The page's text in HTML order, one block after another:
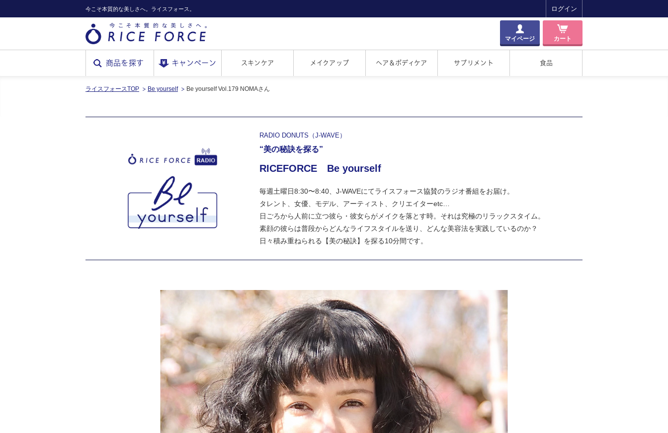
今こそ本質的な美しさへ。ライスフォース。 ログイン
マイページ カート
RICE
商品を探す キャンペーン スキンケア メイクアップ ヘア＆ボディケア サプリメント 食品
ライスフォースTOP Be yourself Be yourself Vol.179 NOMAさん
RADIO DONUTS（J-WAVE）
“美の秘訣を探る”
RICEFORCE Be yourself
毎週土曜日8:30〜8:40、J-WAVEにてライスフォース協賛のラジオ番組をお届け。
タレント、女優、モデル、アーティスト、クリエイターetc…
日ごろから人前に立つ彼ら・彼女らがメイクを落とす時。それは究極のリラックスタイム。
素顔の彼らは普段からどんなライフスタイルを送り、どんな美容法を実践しているのか？
日々積み重ねられる【美の秘訣】を探る10分間です。